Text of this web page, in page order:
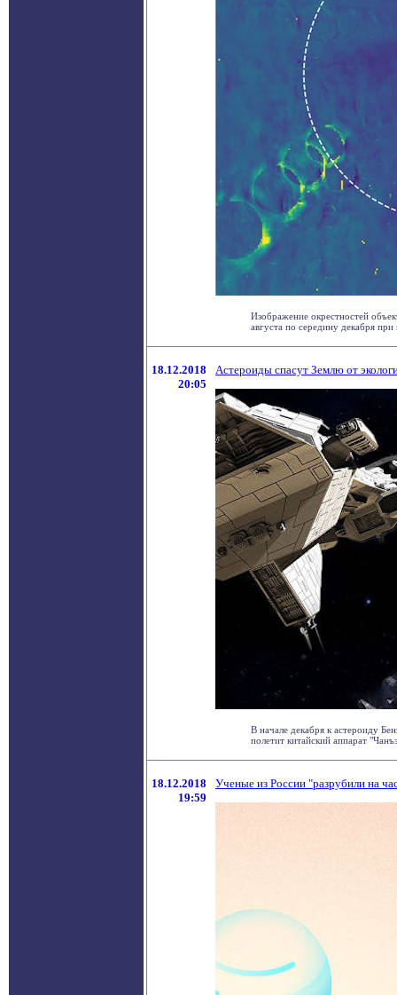
Изображение окрестностей
августа по середину декабря
18.12.2018
20:05
Астероиды спасут Землю от
В начале декабря к астероиду
полетит китайский аппарат
18.12.2018
19:59
Ученые из России "разрубили на